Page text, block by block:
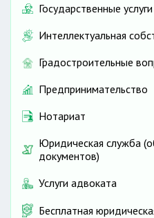
Государственные услуги
Интеллектуальная
Градостроительные
Предпринимательство
Нотариат
Юридическая служба
документов)
Услуги адвоката
Бесплатная